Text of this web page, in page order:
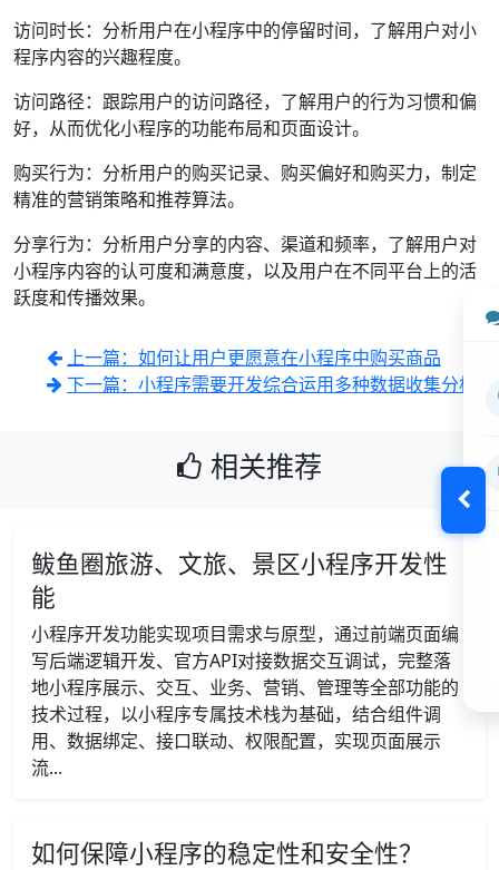
访问时长：分析用户在小程序中的停留时间，了解用户对小
程序内容的兴趣程度。
访问路径：跟踪用户的访问路径，了解用户的行为习惯和偏
好，从而优化小程序的功能布局和页面设计。
购买行为：分析用户的购买记录、购买偏好和购买力，制定
精准的营销策略和推荐算法。
分享行为：分析用户分享的内容、渠道和频率，了解用户对
小程序内容的认可度和满意度，以及用户在不同平台上的活
跃度和传播效果。
上一篇：如何让用户更愿意在小程序中购买商品
下一篇：小程序需要开发综合运用多种数据收集分析
相关推荐
鲅鱼圈旅游、文旅、景区小程序开发性
能
小程序开发功能实现项目需求与原型，通过前端页面编
写后端逻辑开发、官方API对接数据交互调试，完整落
地小程序展示、交互、业务、营销、管理等全部功能的
技术过程，以小程序专属技术栈为基础，结合组件调
用、数据绑定、接口联动、权限配置，实现页面展示
流...
如何保障小程序的稳定性和安全性？